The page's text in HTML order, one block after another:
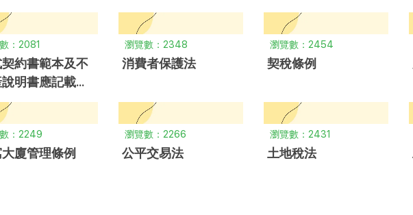
：2081
約書範本及不
明書應記載及
載事項
瀏覽數：2348
消費者保護法
瀏覽數：2454
契稅條例
：2249
廈管理條例
瀏覽數：2266
公平交易法
瀏覽數：2431
土地稅法